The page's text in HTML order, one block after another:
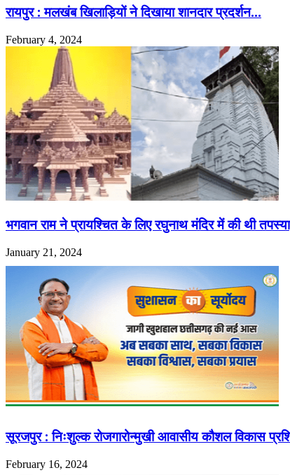
रायपुर : मलखंब खिलाड़ियों ने दिखाया शानदार प्रदर्शन…
February 4, 2024
भगवान राम ने प्रायश्चित के लिए रघुनाथ मंदिर में की थी
January 21, 2024
सूरजपुर : निःशुल्क रोजगारोन्मुखी आवासीय कौशल विकास
February 16, 2024